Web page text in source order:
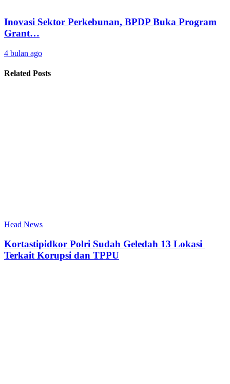
Inovasi Sektor Perkebunan, BPDP Buka Program
Grant…
4 bulan ago
Related Posts
Head News
Kortastipidkor Polri Sudah Geledah 13 Lokasi
Terkait Korupsi dan TPPU